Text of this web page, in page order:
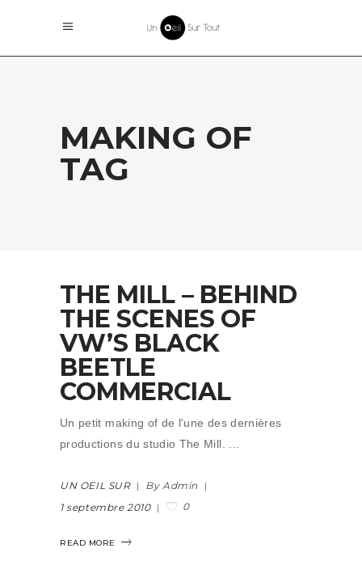
MAKING OF
TAG
THE MILL – BEHIND
THE SCENES OF
VW’S BLACK
BEETLE
COMMERCIAL
Un petit making of de l'une des dernières
productions du studio The Mill.
UN OEIL SUR
By Admin
1 septembre 2010
0
READ MORE